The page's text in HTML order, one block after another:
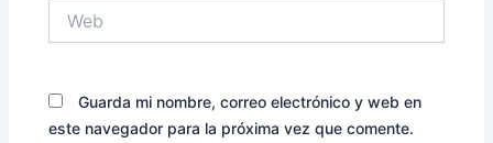
Guarda mi nombre, correo electrónico y web en
este navegador para la próxima vez que comente.